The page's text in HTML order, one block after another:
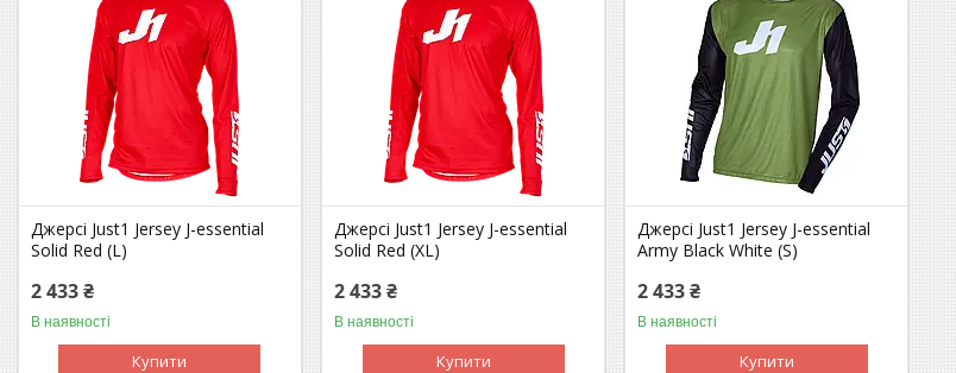
Джерсі Just1 Jersey J-essential
Solid Red (L)
2 433 ₴
В наявності
Купити
Джерсі Just1 Jersey J-essential
Solid Red (XL)
2 433 ₴
В наявності
Купити
Джерсі Just1 Jersey J-essential
Army Black White (S)
2 433 ₴
В наявності
Купити